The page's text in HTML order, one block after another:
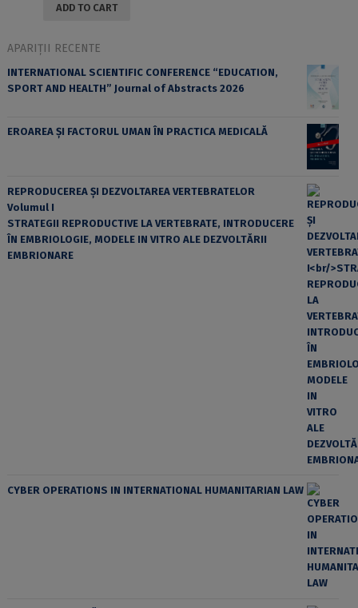
ADD TO CART
APARIȚII RECENTE
INTERNATIONAL SCIENTIFIC CONFERENCE “EDUCATION,
SPORT AND HEALTH” Journal of Abstracts 2026
EROAREA ȘI FACTORUL UMAN ÎN PRACTICA MEDICALĂ
REPRODUCEREA ȘI DEZVOLTAREA VERTEBRATELOR
Volumul I
STRATEGII REPRODUCTIVE LA VERTEBRATE, INTRODUCERE
ÎN EMBRIOLOGIE, MODELE IN VITRO ALE DEZVOLTĂRII
EMBRIONARE
CYBER OPERATIONS IN INTERNATIONAL HUMANITARIAN LAW